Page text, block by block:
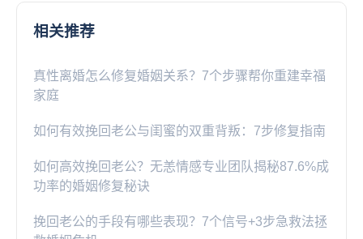
相关推荐
真性离婚怎么修复婚姻关系？7个步骤帮你重建幸福
家庭
如何有效挽回老公与闺蜜的双重背叛：7步修复指南
如何高效挽回老公？无恙情感专业团队揭秘87.6%成
功率的婚姻修复秘诀
挽回老公的手段有哪些表现？7个信号+3步急救法拯